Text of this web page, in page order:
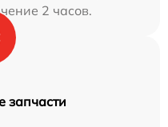
2 часов.
запчасти